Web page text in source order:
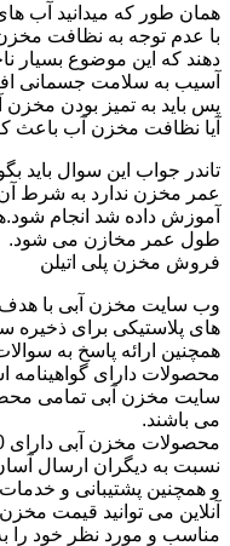
همان طور که میدانید آب
با عدم توجه به نظافت
دهند که این موضوع بسیار
آسیب به سلامت جسمانی
پس باید به تمیز بودن
آیا نظافت مخزن آب
تاندر جواب این سوال باید
عمر مخزن ندارد به شرط
آموزش داده شد انجام
طول عمر مخازن می شود.
فروش مخزن پلی اتیلن
وب سایت مخزن آبی با هدف
های پلاستیکی برای ذخیره
همچنین ارائه پاسخ به
محصولات دارای گواهینامه
سایت مخزن آبی تمامی
می باشند.
نسبت به دیگران ارسال
و همچنین پشتیبانی و
آنلاین می توانید قیمت
مناسب و مورد نظر خود را